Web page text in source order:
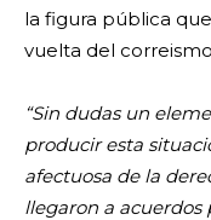
la figura pública
vuelta del
“Sin dudas un
producir esta
afectuosa de la
llegaron a acuerdos